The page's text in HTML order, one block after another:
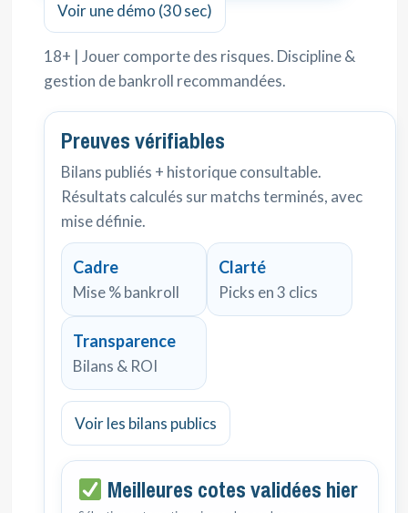
Voir une démo (30 sec)
18+ | Jouer comporte des risques. Discipline &
gestion de bankroll recommandées.
Preuves vérifiables
Bilans publiés + historique consultable.
Résultats calculés sur matchs terminés, avec
mise définie.
Cadre
Mise % bankroll
Clarté
Picks en 3 clics
Transparence
Bilans & ROI
Voir les bilans publics
Meilleures cotes validées hier